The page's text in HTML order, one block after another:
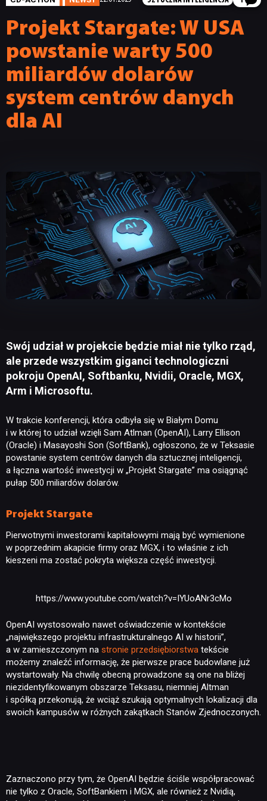
Projekt Stargate: W USA
powstanie warty 500
miliardów dolarów
system centrów danych
dla AI
Swój udział w projekcie będzie miał nie tylko rząd,
ale przede wszystkim giganci technologiczni
pokroju OpenAI, Softbanku, Nvidii, Oracle, MGX,
Arm i Microsoftu.
W trakcie konferencji, która odbyła się w Białym Domu
i w której to udział wzięli Sam Atlman (OpenAI), Larry Ellison
(Oracle) i Masayoshi Son (SoftBank), ogłoszono, że w Teksasie
powstanie system centrów danych dla sztucznej inteligencji,
a łączna wartość inwestycji w „Projekt Stargate” ma osiągnąć
pułap 500 miliardów dolarów.
Projekt Stargate
Pierwotnymi inwestorami kapitałowymi mają być wymienione
w poprzednim akapicie firmy oraz MGX, i to właśnie z ich
kieszeni ma zostać pokryta większa część inwestycji.
https://www.youtube.com/watch?v=IYUoANr3cMo
OpenAI wystosowało nawet oświadczenie w kontekście
„największego projektu infrastrukturalnego AI w historii”,
a w zamieszczonym na stronie przedsiębiorstwa tekście
możemy znaleźć informację, że pierwsze prace budowlane już
wystartowały. Na chwilę obecną prowadzone są one na bliżej
niezidentyfikowanym obszarze Teksasu, niemniej Altman
i spółką przekonują, że wciąż szukają optymalnych lokalizacji dla
swoich kampusów w różnych zakątkach Stanów Zjednoczonych.
Zaznaczono przy tym, że OpenAI będzie ściśle współpracować
nie tylko z Oracle, SoftBankiem i MGX, ale również z Nvidią,